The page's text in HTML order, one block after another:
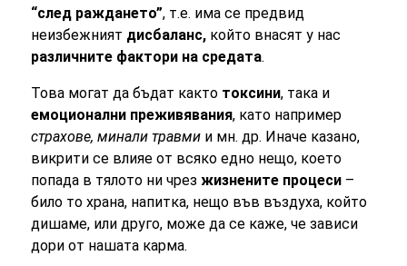
“след раждането”, т.е. има се предвид
неизбежният дисбаланс, който внасят у нас
различните фактори на средата.
Това могат да бъдат както токсини, така и
емоционални преживявания, като например
страхове, минали травми и мн. др. Иначе казано,
викрити се влияе от всяко едно нещо, което
попада в тялото ни чрезжизнените процеси –
било то храна, напитка, нещо във въздуха, който
дишаме, или друго, може да се каже, че зависи
дори от нашата карма.